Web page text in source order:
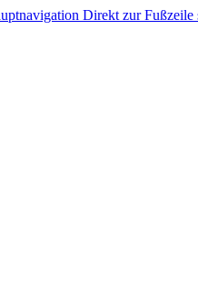
Direkt zur Fußzeile